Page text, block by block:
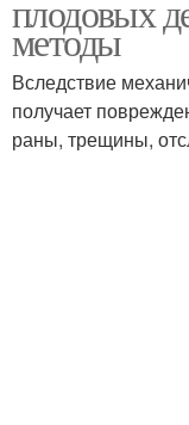
Лак вместо
специальной
плодовых
методы
Вследствие
получает
раны, трещины,